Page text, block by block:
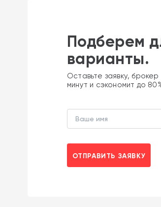
Подберем
варианты.
Оставьте заявку,
минут и сэкономит до
ОТПРАВИТЬ ЗАЯВКУ